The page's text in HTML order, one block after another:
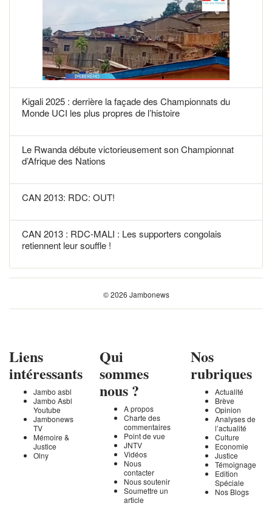
Kigali 2025 : derrière la façade des Championnats du
Monde UCI les plus propres de l’histoire
Le Rwanda débute victorieusement son Championnat
d’Afrique des Nations
CAN 2013: RDC: OUT!
CAN 2013 : RDC-MALI : Les supporters congolais
retiennent leur souffle !
© 2026 Jambonews
Liens
intéressants
Jambo asbl
Jambo Asbl
Youtube
Jambonews
TV
Mémoire &
Justice
Olny
Qui
sommes
nous ?
A propos
Charte des
commentaires
Point de vue
JNTV
Vidéos
Nous
contacter
Nous soutenir
Soumettre un
article
Nos
rubriques
Actualité
Brève
Opinion
Analyses de
l’actualité
Culture
Economie
Justice
Témoignage
Edition
Spéciale
Nos Blogs